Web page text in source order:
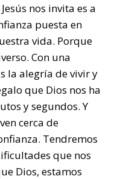
nos invita es a
puesta en
vida. Porque
Con una
la alegría de vivir y
que Dios nos ha
y segundos. Y
cerca de
Tendremos
que nos
Dios, estamos